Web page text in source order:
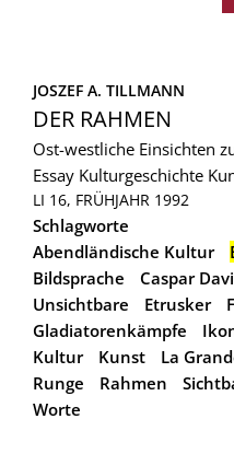
JOSZEF A. TILLMANN
DER RAHMEN
Ost-westliche Einsichten
Essay Kulturgeschichte
LI 16, FRÜHJAHR 1992
Schlagworte
Abendländische Kultur
Bildsprache
Caspar
Unsichtbare
Etrusker
Gladiatorenkämpfe
Kultur
Kunst La
Runge
Rahmen
Worte